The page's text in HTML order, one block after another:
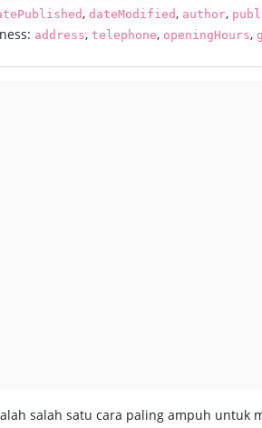
, dateModified, author,
address, telephone, openingHours,
salah satu cara paling ampuh untuk